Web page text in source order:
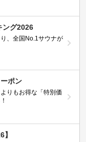
ング2026
、全国No.1サウナが
ポン
りもお得な「特別価